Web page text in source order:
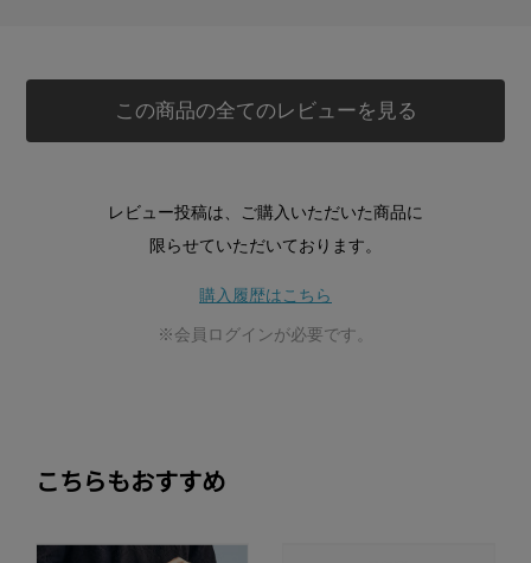
この商品の全てのレビューを見る
レビュー投稿は、ご購入いただいた商品に
限らせていただいております。
購入履歴はこちら
※会員ログインが必要です。
こちらもおすすめ